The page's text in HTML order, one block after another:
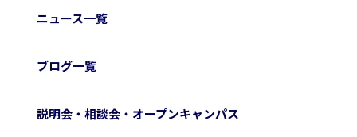
ニュース一覧
ブログ一覧
説明会・相談会・オープンキャンパス